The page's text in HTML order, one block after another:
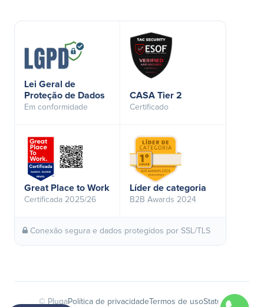
Lei Geral de
Proteção de Dados
Em conformidade
CASA Tier 2
Certificado
Great Place to Work
Certificada 2025/26
Líder de categoria
B2B Awards 2024
Conexão segura e dados protegidos por SSL/TLS
© PlugaPolítica de privacidadeTermos de usoStatus